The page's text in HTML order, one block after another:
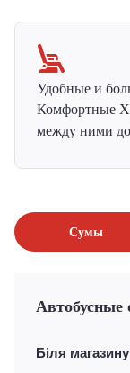
Удобные и
Комфортные
между ними
Сумы
Автобусные
Біля